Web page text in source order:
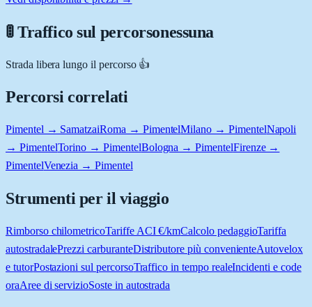
🚦 Traffico sul percorsonessuna
Strada libera lungo il percorso 👍
Percorsi correlati
Pimentel → SamatzaiRoma → PimentelMilano → PimentelNapoli
→ PimentelTorino → PimentelBologna → PimentelFirenze →
PimentelVenezia → Pimentel
Strumenti per il viaggio
Rimborso chilometricoTariffe ACI €/kmCalcolo pedaggioTariffa
autostradalePrezzi carburanteDistributore più convenienteAutovelox
e tutorPostazioni sul percorsoTraffico in tempo realeIncidenti e code
oraAree di servizioSoste in autostrada